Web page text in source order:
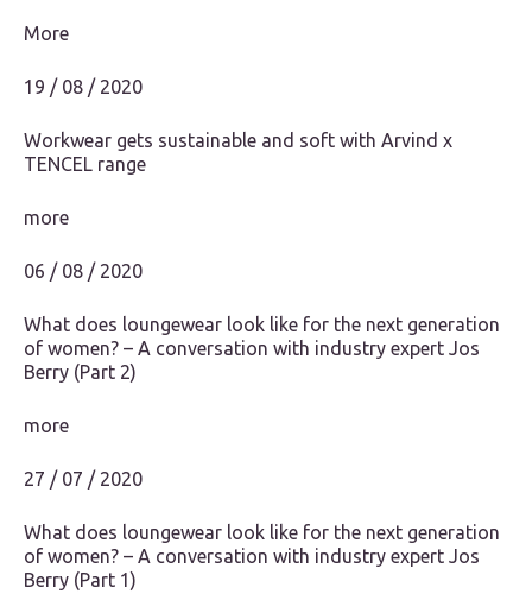
More
19 / 08 / 2020
Workwear gets sustainable and soft with Arvind x
TENCEL range
more
06 / 08 / 2020
What does loungewear look like for the next generation
of women? – A conversation with industry expert Jos
Berry (Part 2)
more
27 / 07 / 2020
What does loungewear look like for the next generation
of women? – A conversation with industry expert Jos
Berry (Part 1)